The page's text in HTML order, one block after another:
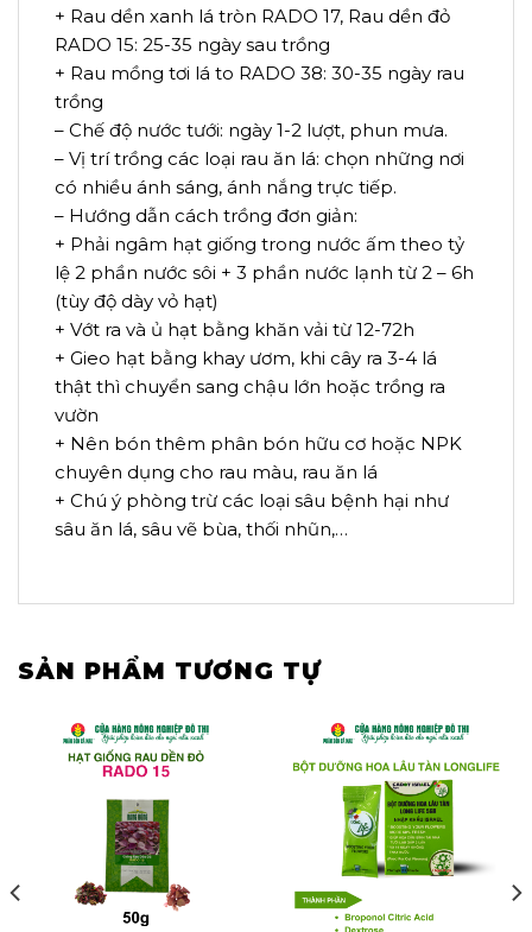
+ Rau dền xanh lá tròn RADO 17, Rau dền đỏ
RADO 15: 25-35 ngày sau trồng
+ Rau mồng tơi lá to RADO 38: 30-35 ngày rau
trồng
– Chế độ nước tưới: ngày 1-2 lượt, phun mưa.
– Vị trí trồng các loại rau ăn lá: chọn những nơi
có nhiều ánh sáng, ánh nắng trực tiếp.
– Hướng dẫn cách trồng đơn giản:
+ Phải ngâm hạt giống trong nước ấm theo tỷ
lệ 2 phần nước sôi + 3 phần nước lạnh từ 2 – 6h
(tùy độ dày vỏ hạt)
+ Vớt ra và ủ hạt bằng khăn vải từ 12-72h
+ Gieo hạt bằng khay ươm, khi cây ra 3-4 lá
thật thì chuyển sang chậu lớn hoặc trồng ra
vườn
+ Nên bón thêm phân bón hữu cơ hoặc NPK
chuyên dụng cho rau màu, rau ăn lá
+ Chú ý phòng trừ các loại sâu bệnh hại như
sâu ăn lá, sâu vẽ bùa, thối nhũn,…
SẢN PHẨM TƯƠNG TỰ